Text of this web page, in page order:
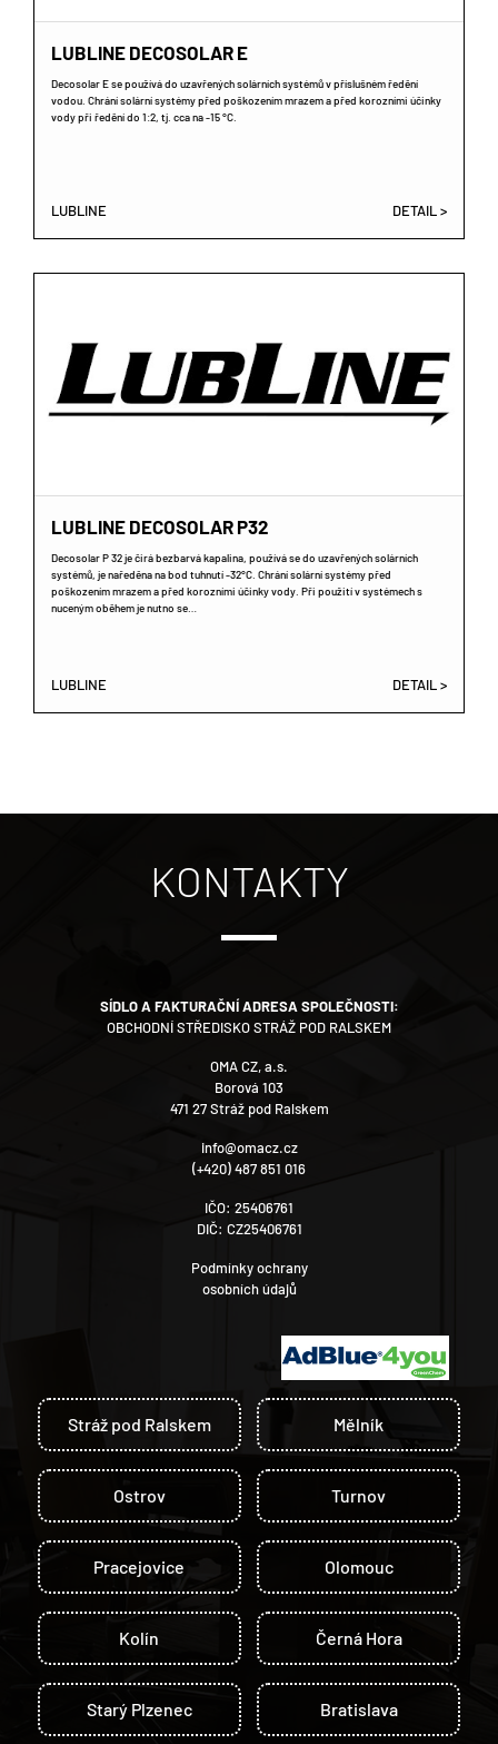
LUBLINE DECOSOLAR E
Decosolar E se používá do uzavřených solárních systémů v příslušném ředění
vodou. Chrání solární systémy před poškozením mrazem a před korozními účinky
vody při ředění do 1:2, tj. cca na -15 °C.
LUBLINE DETAIL >
LUBLINE DECOSOLAR P32
Decosolar P 32 je čirá bezbarvá kapalina, používá se do uzavřených solárních
systémů, je naředěna na bod tuhnutí -32°C. Chrání solární systémy před
poškozením mrazem a před korozními účinky vody. Při použití v systémech s
nuceným oběhem je nutno se…
LUBLINE DETAIL >
KONTAKTY
SÍDLO A FAKTURAČNÍ ADRESA SPOLEČNOSTI:
OBCHODNÍ STŘEDISKO STRÁŽ POD RALSKEM
OMA CZ, a.s.
Borová 103
471 27 Stráž pod Ralskem
info@omacz.cz
(+420) 487 851 016
IČO: 25406761
DIČ: CZ25406761
Podmínky ochrany
osobních údajů
Stráž pod Ralskem Mělník
Ostrov Turnov
Pracejovice Olomouc
Kolín Černá Hora
Starý Plzenec Bratislava